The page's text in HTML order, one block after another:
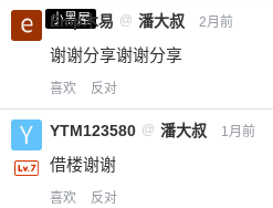
小黑屋
Emp木易 @ 潘大叔 2月前
谢谢分享谢谢分享
喜欢 反对
YTM123580 @ 潘大叔 1月前
借楼谢谢
喜欢 反对